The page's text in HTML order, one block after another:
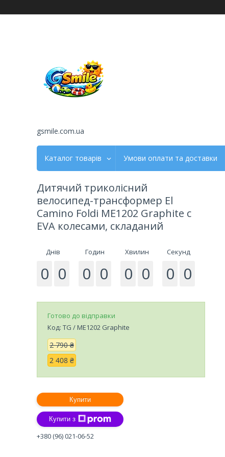
gsmile.com.ua
Каталог товарів Умови оплати та доставки
Дитячий триколісний
велосипед-трансформер El
Camino Foldi ME1202 Graphite с
EVA колесами, складаний
Днів
0 0
Годин
0 0
Хвилин
0 0
Секунд
0 0
Готово до відправки
Код: TG / ME1202 Graphite
2 790 ₴
2 408 ₴
Купити
Купити з
+380 (96) 021-06-52